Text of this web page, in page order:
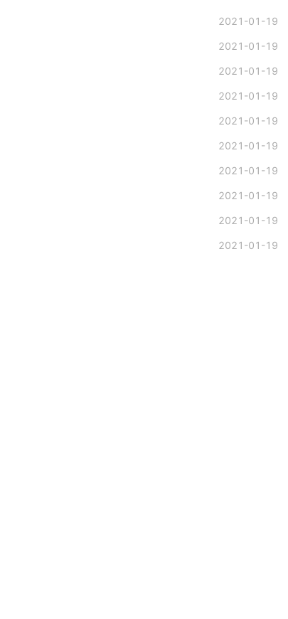
2021-01-19
2021-01-19
2021-01-19
2021-01-19
2021-01-19
2021-01-19
2021-01-19
2021-01-19
2021-01-19
2021-01-19